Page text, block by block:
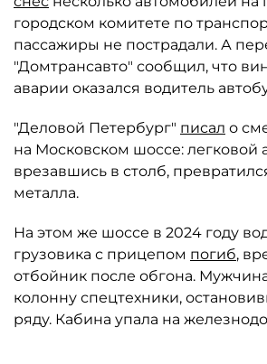
городском комитете по
пассажиры не пострадали. А
"Домтрансавто" сообщил, что
аварии оказался водитель
"Деловой Петербург" писал о
на Московском шоссе: легковой
врезавшись в столб,
металла.
На этом же шоссе в 2024 году
грузовика с прицепом погиб,
отбойник после обгона.
колонну спецтехники,
ряду. Кабина упала на